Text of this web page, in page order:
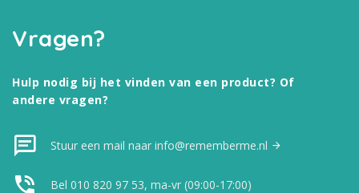
Vragen?
Hulp nodig bij het vinden van een product? Of
andere vragen?
Stuur een mail naar info@rememberme.nl
Bel 010 820 97 53, ma-vr (09:00-17:00)